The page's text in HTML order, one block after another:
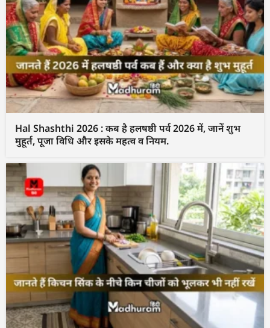
Hal Shashthi 2026 : कब है हलषष्ठी पर्व 2026 में, जानें शुभ
मुहूर्त, पूजा विधि और इसके महत्व व नियम.